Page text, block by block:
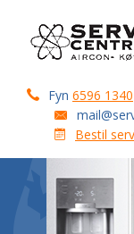
Fyn 6596 1340
Bestil